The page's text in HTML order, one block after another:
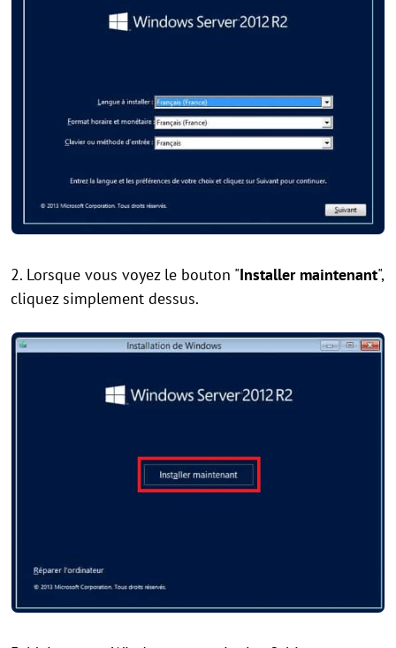
2. Lorsque vous voyez le bouton "Installer maintenant",
cliquez simplement dessus.